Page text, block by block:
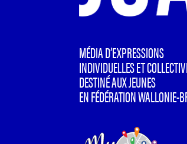
MÉDIA D’EXPRESSIONS
INDIVIDUELLES ET
DESTINÉ AUX JEUNES
EN FÉDÉRATION WALLONIE-